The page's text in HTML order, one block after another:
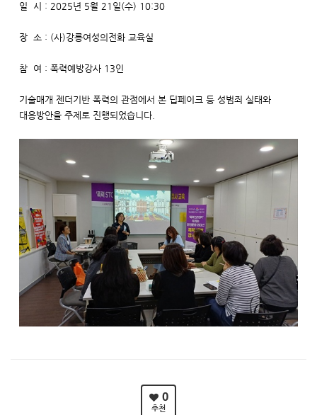
일 시 : 2025년 5월 21일(수) 10:30
장 소 : (사)강릉여성의전화 교육실
참 여 : 폭력예방강사 13인
기술매개 젠더기반 폭력의 관점에서 본 딥페이크 등 성범죄 실태와
대응방안을 주제로 진행되었습니다.
0
추천